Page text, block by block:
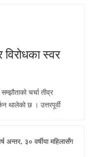
विरोधका स्वर
चर्चा तीव्र
थालेको छ । उत्तरपूर्वी
अन्तर, ३० वर्षीया महिलासँग